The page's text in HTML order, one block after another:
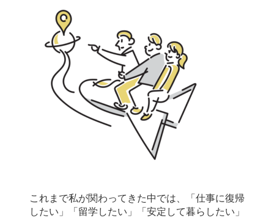
これまで私が関わってきた中では、「仕事に復帰
したい」「留学したい」「安定して暮らしたい」